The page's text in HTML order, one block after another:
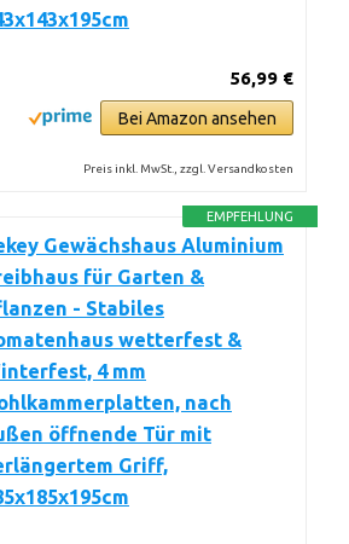
56,99 €
Bei Amazon ansehen
Preis inkl. MwSt., zzgl. Versandkosten
EMPFEHLUNG
Gewächshaus Aluminium
für Garten &
- Stabiles
wetterfest &
4 mm
nach
öffnende Tür mit
Griff,